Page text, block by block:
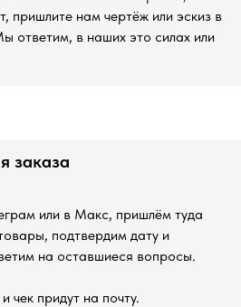
пришлите нам чертёж или эскиз в
ответим, в наших это силах или
заказа
или в Макс, пришлём туда
подтвердим дату и
на оставшиеся вопросы.
чек придут на почту.